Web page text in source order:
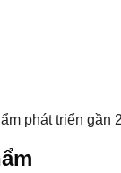
phát triển gần